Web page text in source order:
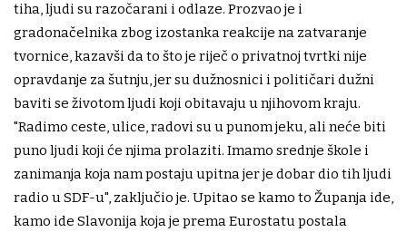
tiha, ljudi su razočarani i odlaze. Prozvao je i
gradonačelnika zbog izostanka reakcije na zatvaranje
tvornice, kazavši da to što je riječ o privatnoj tvrtki nije
opravdanje za šutnju, jer su dužnosnici i političari dužni
baviti se životom ljudi koji obitavaju u njihovom kraju.
"Radimo ceste, ulice, radovi su u punom jeku, ali neće biti
puno ljudi koji će njima prolaziti. Imamo srednje škole i
zanimanja koja nam postaju upitna jer je dobar dio tih ljudi
radio u SDF-u", zaključio je. Upitao se kamo to Županja ide,
kamo ide Slavonija koja je prema Eurostatu postala